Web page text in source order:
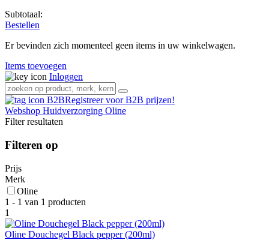
Subtotaal:
Bestellen
Er bevinden zich momenteel geen items in uw winkelwagen.
Items toevoegen
Inloggen
Registreer voor B2B prijzen!
Webshop Huidverzorging Oline
Filter resultaten
Filteren op
Prijs
Merk
Oline
1 - 1 van 1 producten
1
Oline Douchegel Black pepper (200ml)